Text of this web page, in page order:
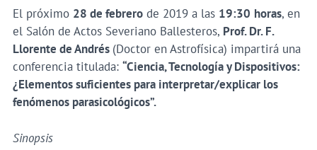
El próximo 28 de febrerode 2019 a las 19:30 horas, en
el Salón de Actos Severiano Ballesteros, Prof. Dr. F.
Llorente de Andrés (Doctor en Astrofísica) impartirá una
conferencia titulada: “Ciencia, Tecnología y Dispositivos:
¿Elementos suficientes para interpretar/explicar los
fenómenos parasicológicos”.
Sinopsis